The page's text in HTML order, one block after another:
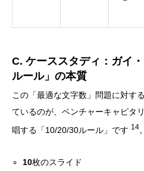
C. ケーススタディ：ガイ
ルール」の本質
この「最適な文字数」問題に対す
ているのが、ベンチャーキャピタ
唱する「10/20/30ルール」です 14。
10枚のスライド